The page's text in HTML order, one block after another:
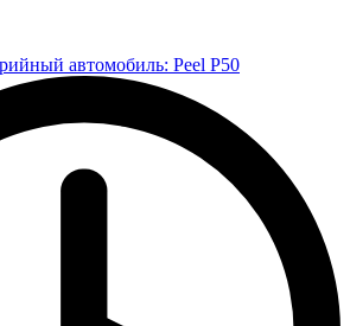
автомобиль: Peel P50